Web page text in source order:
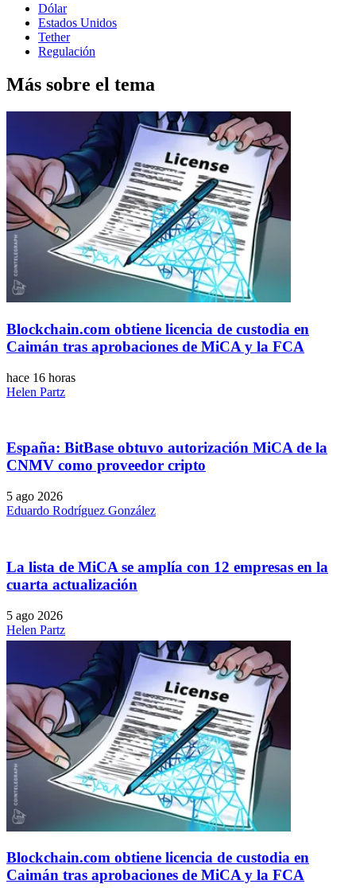
Dólar
Estados Unidos
Tether
Regulación
Más sobre el tema
Blockchain.com obtiene licencia de custodia en
Caimán tras aprobaciones de MiCA y la FCA
hace 16 horas
Helen Partz
España: BitBase obtuvo autorización MiCA de la
CNMV como proveedor cripto
5 ago 2026
Eduardo Rodríguez González
La lista de MiCA se amplía con 12 empresas en la
cuarta actualización
5 ago 2026
Helen Partz
Blockchain.com obtiene licencia de custodia en
Caimán tras aprobaciones de MiCA y la FCA